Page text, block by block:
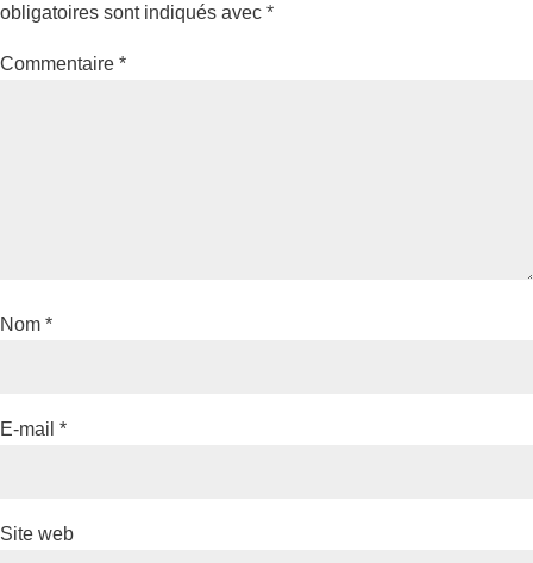
obligatoires sont indiqués avec *
Commentaire *
Nom *
E-mail *
Site web